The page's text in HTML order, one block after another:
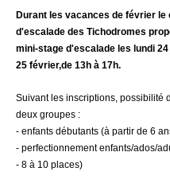
Durant les vacances de février le
d'escalade des Tichodromes
mini-stage d'escalade les lundi
25 février,de 13h à 17h.
Suivant les inscriptions, possibilité
deux groupes :
- enfants débutants (à partir de 6
- perfectionnement enfants/ados/
- 8 à 10 places)